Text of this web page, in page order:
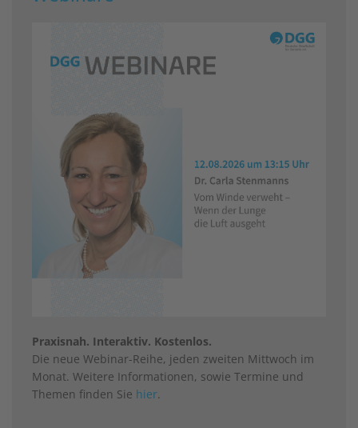
Praxisnah. Interaktiv. Kostenlos.
Die neue Webinar-Reihe, jeden zweiten Mittwoch im
Monat. Weitere Informationen, sowie Termine und
Themen finden Sie hier.